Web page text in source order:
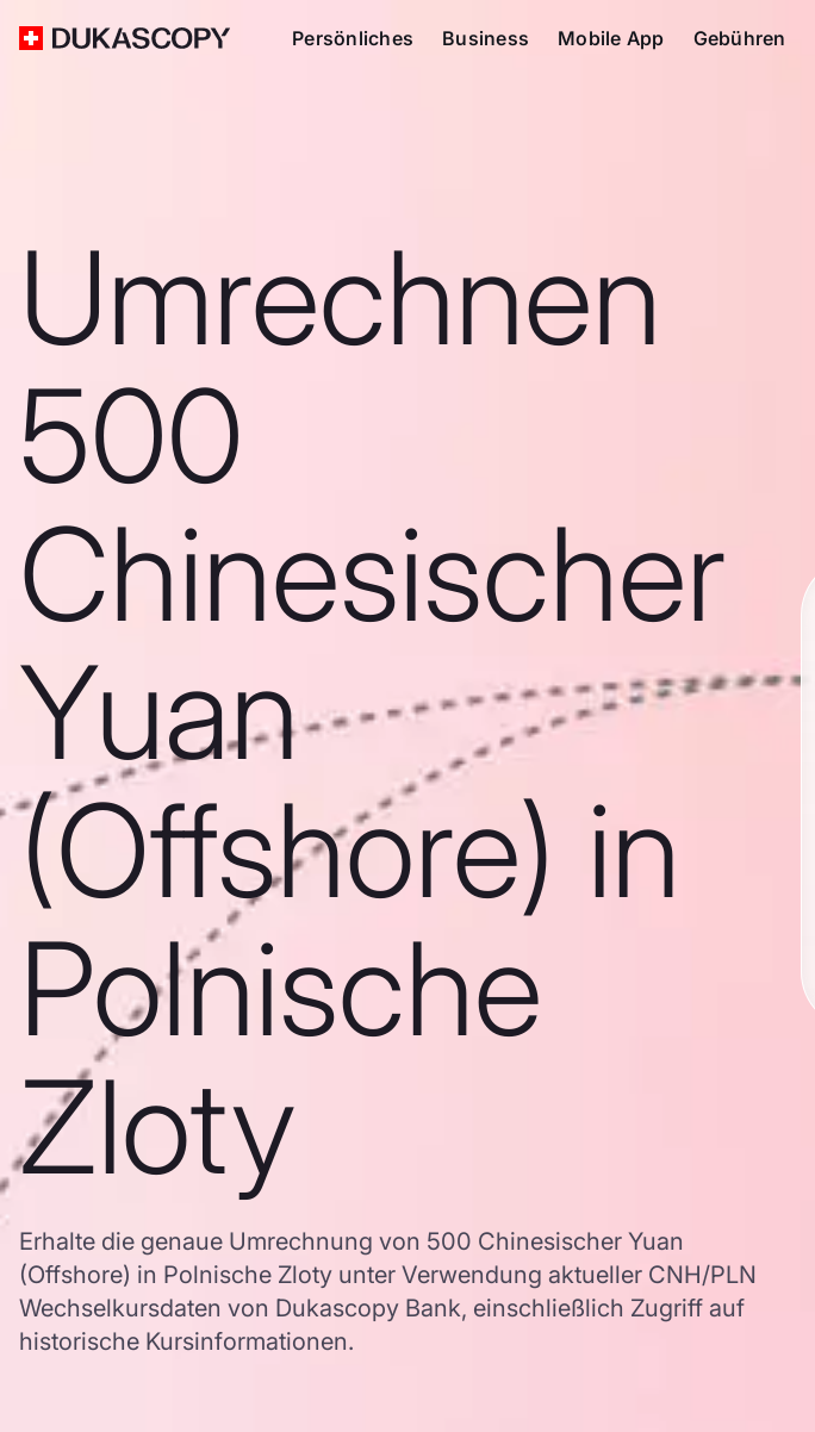
Persönliches Business Mobile App Gebühren
Umrechnen
500
Chinesischer
Yuan
(Offshore) in
Polnische
Zloty
Erhalte die genaue Umrechnung von 500 Chinesischer Yuan
(Offshore) in Polnische Zloty unter Verwendung aktueller CNH/PLN
Wechselkursdaten von Dukascopy Bank, einschließlich Zugriff auf
historische Kursinformationen.